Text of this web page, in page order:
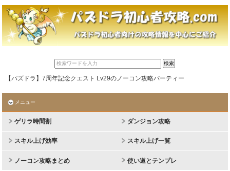
【パズドラ】7周年記念クエスト Lv29のノーコン攻略パーティー
メニュー
ゲリラ時間割 ダンジョン攻略
スキル上げ効率 スキル上げ一覧
ノーコン攻略まとめ 使い道とテンプレ